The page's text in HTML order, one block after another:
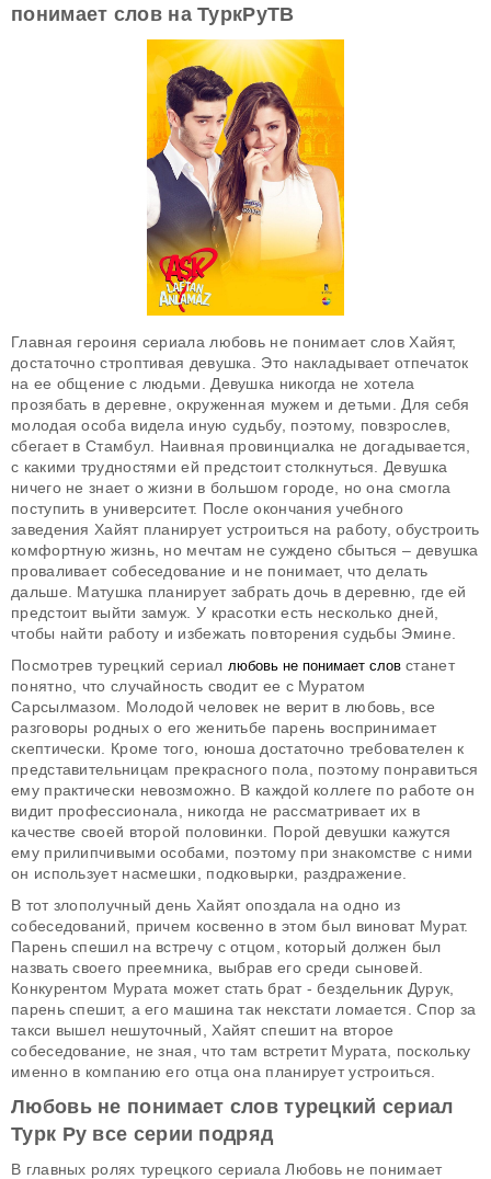
понимает слов на ТуркРуТВ
Главная героиня сериала любовь не понимает слов Хайят,
достаточно строптивая девушка. Это накладывает отпечаток
на ее общение с людьми. Девушка никогда не хотела
прозябать в деревне, окруженная мужем и детьми. Для себя
молодая особа видела иную судьбу, поэтому, повзрослев,
сбегает в Стамбул. Наивная провинциалка не догадывается,
с какими трудностями ей предстоит столкнуться. Девушка
ничего не знает о жизни в большом городе, но она смогла
поступить в университет. После окончания учебного
заведения Хайят планирует устроиться на работу, обустроить
комфортную жизнь, но мечтам не суждено сбыться – девушка
проваливает собеседование и не понимает, что делать
дальше. Матушка планирует забрать дочь в деревню, где ей
предстоит выйти замуж. У красотки есть несколько дней,
чтобы найти работу и избежать повторения судьбы Эмине.
Посмотрев турецкий сериал любовь не понимает словстанет
понятно, что случайность сводит ее с Муратом
Сарсылмазом. Молодой человек не верит в любовь, все
разговоры родных о его женитьбе парень воспринимает
скептически. Кроме того, юноша достаточно требователен к
представительницам прекрасного пола, поэтому понравиться
ему практически невозможно. В каждой коллеге по работе он
видит профессионала, никогда не рассматривает их в
качестве своей второй половинки. Порой девушки кажутся
ему прилипчивыми особами, поэтому при знакомстве с ними
он использует насмешки, подковырки, раздражение.
В тот злополучный день Хайят опоздала на одно из
собеседований, причем косвенно в этом был виноват Мурат.
Парень спешил на встречу с отцом, который должен был
назвать своего преемника, выбрав его среди сыновей.
Конкурентом Мурата может стать брат - бездельник Дурук,
парень спешит, а его машина так некстати ломается. Спор за
такси вышел нешуточный, Хайят спешит на второе
собеседование, не зная, что там встретит Мурата, поскольку
именно в компанию его отца она планирует устроиться.
Любовь не понимает слов турецкий сериал
Турк Ру все серии подряд
В главных ролях турецкого сериала Любовь не понимает